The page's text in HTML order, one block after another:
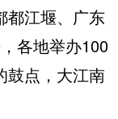
都江堰、广东
各地举办100
鼓点，大江南